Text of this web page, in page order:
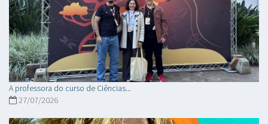
A professora do curso de Ciências...
27/07/2026